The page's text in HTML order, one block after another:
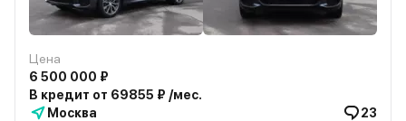
Цена
6 500 000 ₽
В кредит от 69855 ₽ /мес.
Москва
23